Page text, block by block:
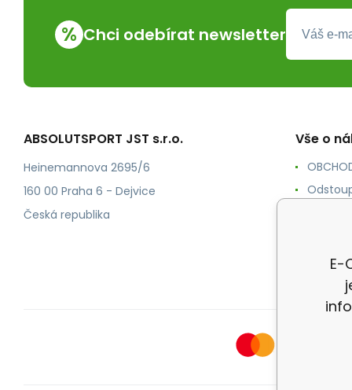
% Chci odebírat newsletter
ABSOLUTSPORT JST s.r.o.
Heinemannova 2695/6
160 00 Praha 6 - Dejvice
Česká republika
Vše o
E-